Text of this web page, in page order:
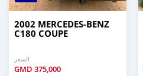
2002 MERCEDES-BENZ
C180 COUPE
السعر
GMD 375,000